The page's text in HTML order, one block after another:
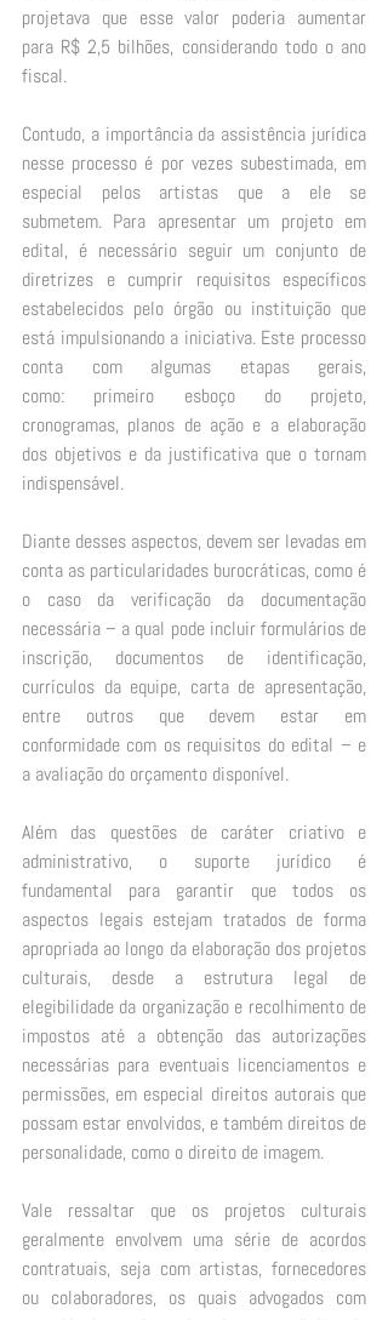
projetava que esse valor poderia aumentar
para R$ 2,5 bilhões, considerando todo o ano
fiscal.
Contudo, a importância da assistência jurídica
nesse processo é por vezes subestimada, em
especial pelos artistas que a ele se
submetem. Para apresentar um projeto em
edital, é necessário seguir um conjunto de
diretrizes e cumprir requisitos específicos
estabelecidos pelo órgão ou instituição que
está impulsionando a iniciativa. Este processo
conta com algumas etapas gerais,
como: primeiro esboço do projeto,
cronogramas, planos de ação e a elaboração
dos objetivos e da justificativa que o tornam
indispensável.
Diante desses aspectos, devem ser levadas em
conta as particularidades burocráticas, como é
o caso da verificação da documentação
necessária – a qual pode incluir formulários de
inscrição, documentos de identificação,
currículos da equipe, carta de apresentação,
entre outros que devem estar em
conformidade com os requisitos do edital – e
a avaliação do orçamento disponível.
Além das questões de caráter criativo e
administrativo, o suporte jurídico é
fundamental para garantir que todos os
aspectos legais estejam tratados de forma
apropriada ao longo da elaboração dos projetos
culturais, desde a estrutura legal de
elegibilidade da organização e recolhimento de
impostos até a obtenção das autorizações
necessárias para eventuais licenciamentos e
permissões, em especial direitos autorais que
possam estar envolvidos, e também direitos de
personalidade, como o direito de imagem.
Vale ressaltar que os projetos culturais
geralmente envolvem uma série de acordos
contratuais, seja com artistas, fornecedores
ou colaboradores, os quais advogados com